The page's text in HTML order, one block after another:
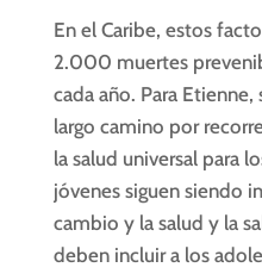
En el Caribe, estos
2.000 muertes
cada año. Para
largo camino por
la salud universal para
jóvenes siguen siendo
cambio y la salud y la
deben incluir a los